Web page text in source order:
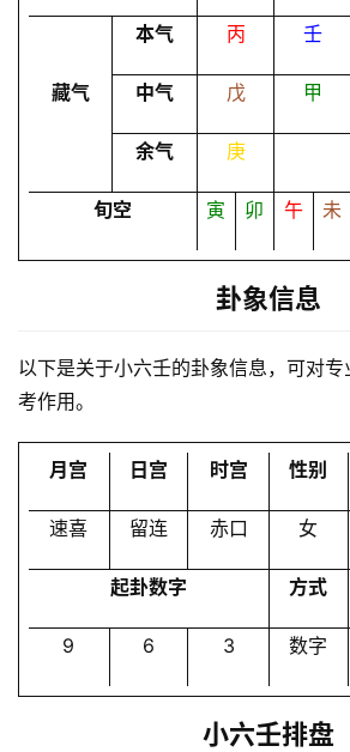
命
A
会
登录 注册
本气 丙 壬
藏气 中气 戊 甲
余气 庚
旬空 寅 卯 午 未
卦象信息
以下是关于小六壬的卦象信息，可对
考作用。
月宫 日宫 时宫 性别
速喜 留连 赤口 女
起卦数字 方式
9 6 3 数字
小六壬排盘